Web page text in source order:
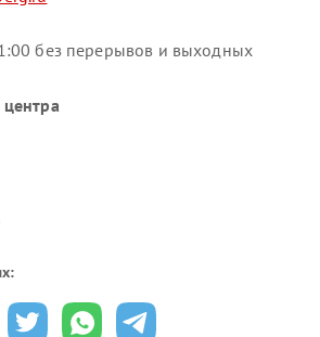
без перерывов и выходных
центра